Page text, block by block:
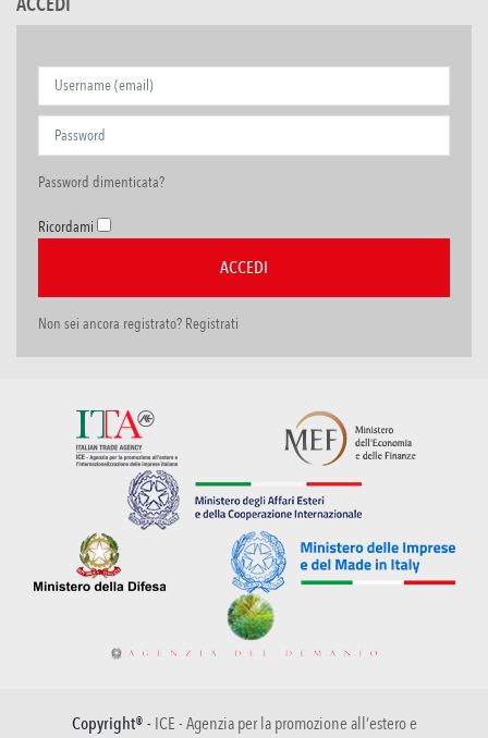
Password dimenticata?
Ricordami
Non sei ancora registrato? Registrati
Copyright® - ICE - Agenzia per la promozione all’estero e